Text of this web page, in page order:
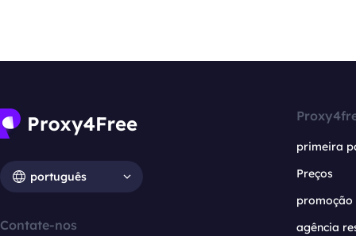
português
Contate-nos
primeira
Preços
promoção
agência